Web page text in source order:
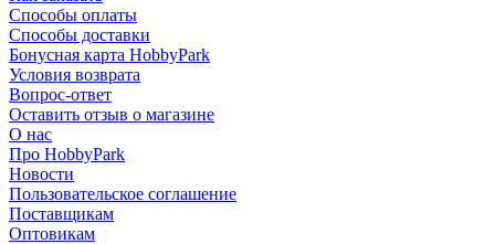
Способы оплаты
Способы доставки
Бонусная карта HobbyPark
Условия возврата
Вопрос-ответ
Оставить отзыв о магазине
О нас
Про HobbyPark
Новости
Пользовательское соглашение
Поставщикам
Оптовикам